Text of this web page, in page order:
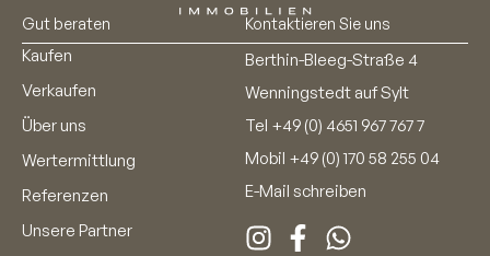
Gut beraten
Kaufen
Verkaufen
Über uns
Wertermittlung
Referenzen
Unsere Partner
Kontaktieren Sie uns
Berthin-Bleeg-Straße 4
Wenningstedt auf Sylt
Tel +49 (0) 4651 967 767 7
Mobil +49 (0) 170 58 255 04
E-Mail schreiben